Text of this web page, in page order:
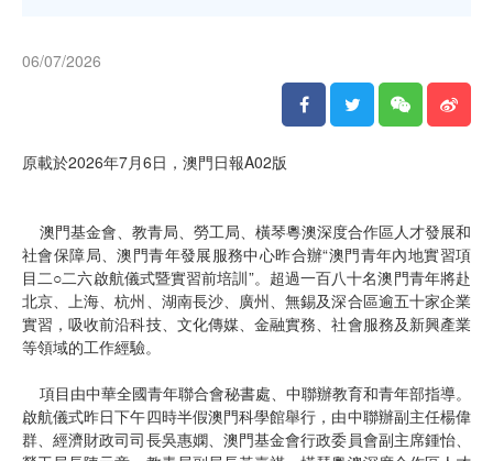
06/07/2026
原載於2026年7月6日，澳門日報A02版
澳門基金會、教青局、勞工局、橫琴粵澳深度合作區人才發展和
社會保障局、澳門青年發展服務中心昨合辦“澳門青年內地實習項
目二○二六啟航儀式暨實習前培訓”。超過一百八十名澳門青年將赴
北京、上海、杭州、湖南長沙、廣州、無錫及深合區逾五十家企業
實習，吸收前沿科技、文化傳媒、金融實務、社會服務及新興產業
等領域的工作經驗。
項目由中華全國青年聯合會秘書處、中聯辦教育和青年部指導。
啟航儀式昨日下午四時半假澳門科學館舉行，由中聯辦副主任楊偉
群、經濟財政司司長吳惠嫻、澳門基金會行政委員會副主席鍾怡、